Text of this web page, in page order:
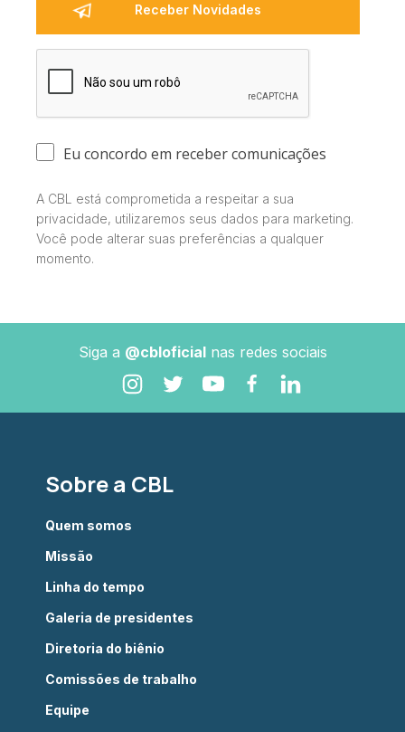
Eu concordo em receber comunicações
A CBL está comprometida a respeitar a sua
privacidade, utilizaremos seus dados para marketing.
Você pode alterar suas preferências a qualquer
momento.
Siga a @cbloficialnas redes sociais
Sobre a CBL
Quem somos
Missão
Linha do tempo
Galeria de presidentes
Diretoria do biênio
Comissões de trabalho
Equipe